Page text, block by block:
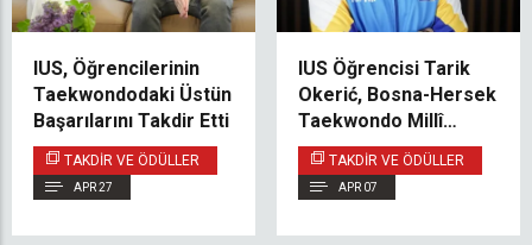
IUS, Öğrencilerinin
Taekwondodaki Üstün
Başarılarını Takdir Etti
TAKDIR VE ÖDÜLLER
APR 27
IUS Öğrencisi Tarik
Okerić, Bosna-Hersek
Taekwondo Millî
Takımına Seçildi
TAKDIR VE ÖDÜLLER
APR 07